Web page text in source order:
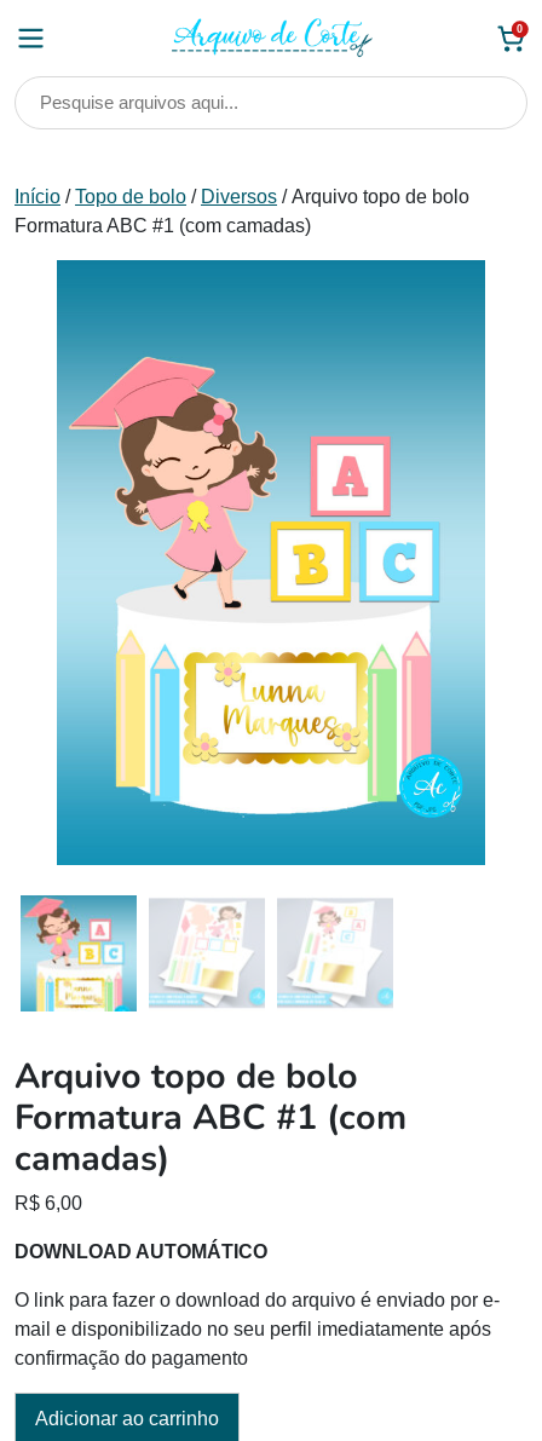
0
Início /Topo de bolo / Diversos / Arquivo topo de bolo
Formatura ABC #1 (com camadas)
Arquivo topo de bolo
Formatura ABC #1 (com
camadas)
R$ 6,00
DOWNLOAD AUTOMÁTICO
O link para fazer o download do arquivo é enviado por e-
mail e disponibilizado no seu perfil imediatamente após
confirmação do pagamento
Adicionar ao carrinho